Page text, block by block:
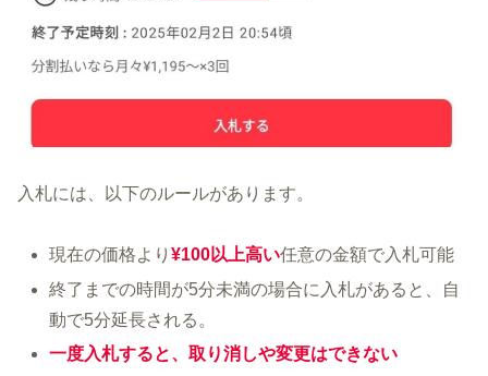
入札には、以下のルールがあります。
現在の価格より¥100以上高い任意の金額で入札可能
終了までの時間が5分未満の場合に入札があると、自
動で5分延長される。
一度入札すると、取り消しや変更はできない